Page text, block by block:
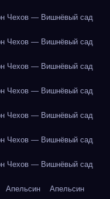
Чехов — Вишнёвый сад
Чехов — Вишнёвый сад
Чехов — Вишнёвый сад
Чехов — Вишнёвый сад
Чехов — Вишнёвый сад
Чехов — Вишнёвый сад
Чехов — Вишнёвый сад
Апельсин Апельсин